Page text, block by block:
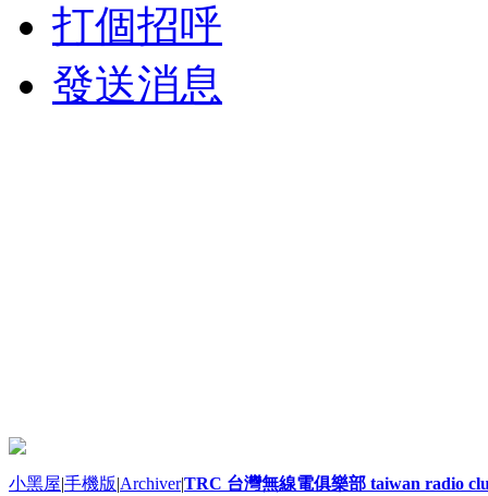
打個招呼
發送消息
小黑屋|手機版|Archiver|TRC 台灣無線電俱樂部 taiwan radio